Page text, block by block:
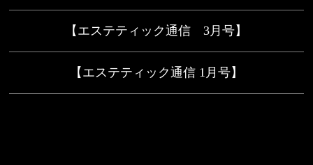
【エステティック通信 3月号】
【エステティック通信 1月号】